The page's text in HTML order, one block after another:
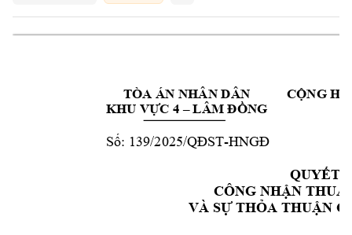
TÒA ÁN NHÂN DÂN
KHU VỰC 4 – LÂM ĐỒNG
CỘNG
Số: 139/2025/QĐST-HNGĐ
QUYẾT
CÔNG NHẬN
VÀ SỰ THỎA THUẬN C